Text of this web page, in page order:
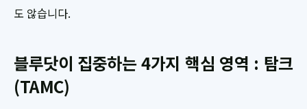
도 않습니다.
블루닷이 집중하는 4가지 핵심 영역 : 탐크
(TAMC)